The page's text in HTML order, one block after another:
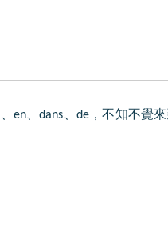
、 en、dans、 de，不知不覺